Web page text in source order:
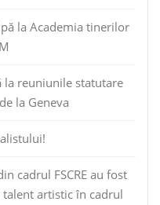
la Academia tinerilor
la reuniunile statutare
la Geneva
cadrul FSCRE au fost
artistic în cadrul